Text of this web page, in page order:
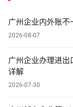
广州企业内外账不
2026-08-07
广州企业办理进
详解
2026-07-30